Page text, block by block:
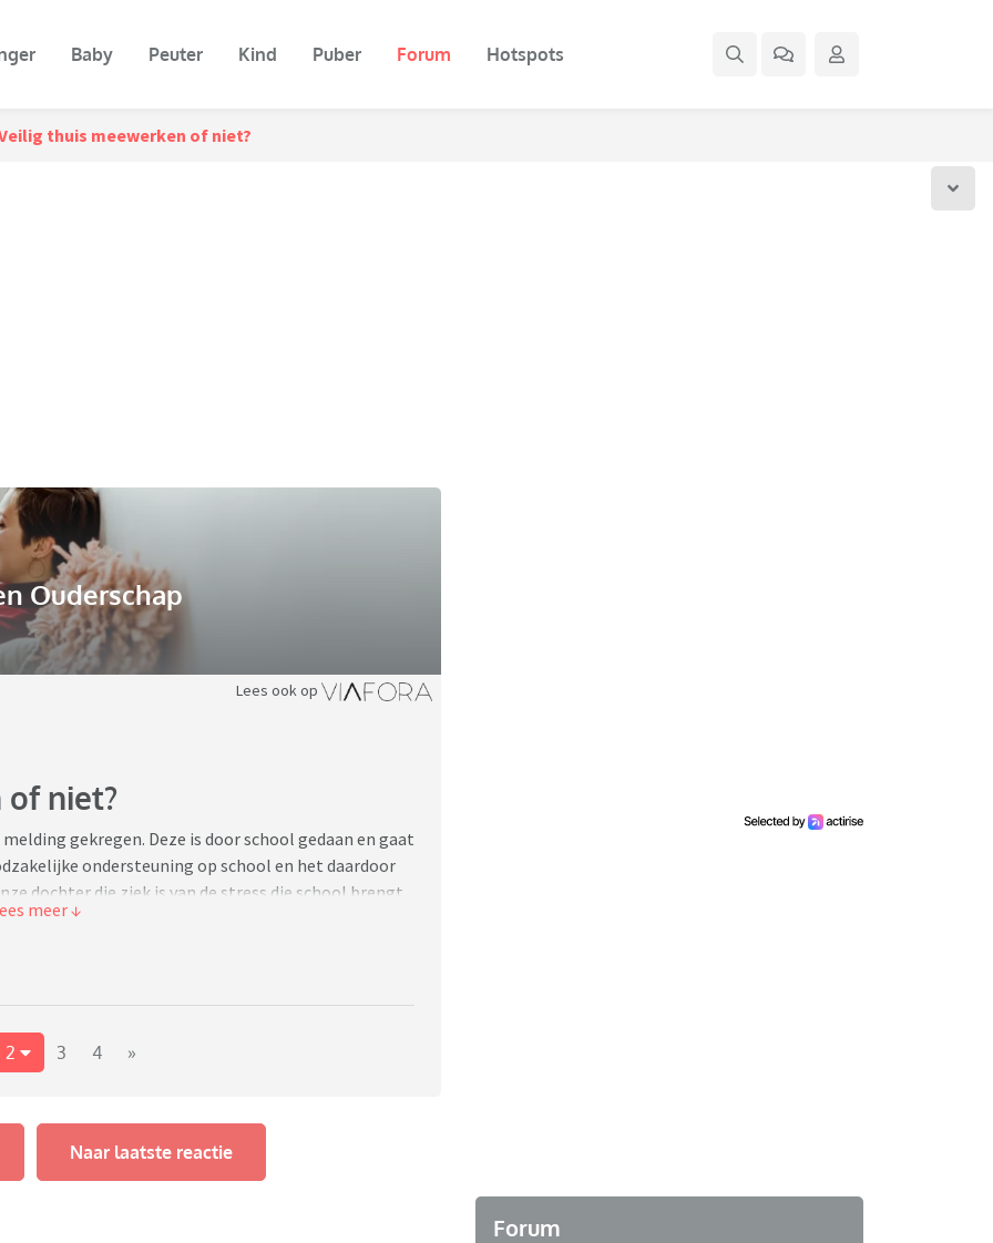
Baby Peuter Kind Puber Forum Hotspots
thuis meewerken of niet?
Ouderschap
Lees ook op
niet?
gekregen. Deze is door school gedaan en gaat
ondersteuning op school en het daardoor
dochter die ziek is van de stress die school brengt.
ziek door overprikkeling op school. We vragen
diagnoses of persoonlijke problematiek
de opvoeding. Ik heb op zich niets te verbergen,
2 3 4 »
Naar laatste reactie
Forum